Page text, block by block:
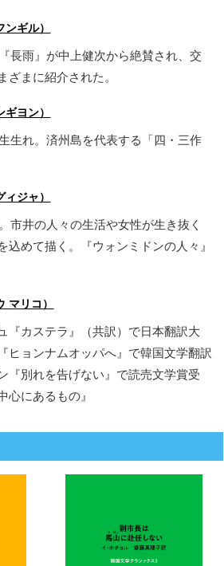
ギル）
長雨』が中上健次から絶賛され、交
ざまに紹介された。
ヨン）
生れ。済州島を代表する「四・三作
ジャ）
市井の人々の生活や女性が生き抜く
込めて描く。『ウォンミドンの人々』
リコ）
『カステラ』（共訳）で日本翻訳大
ヒョンナムオッパへ』で韓国文学翻訳
『別れを告げない』で読売文学賞受
心にあるもの』